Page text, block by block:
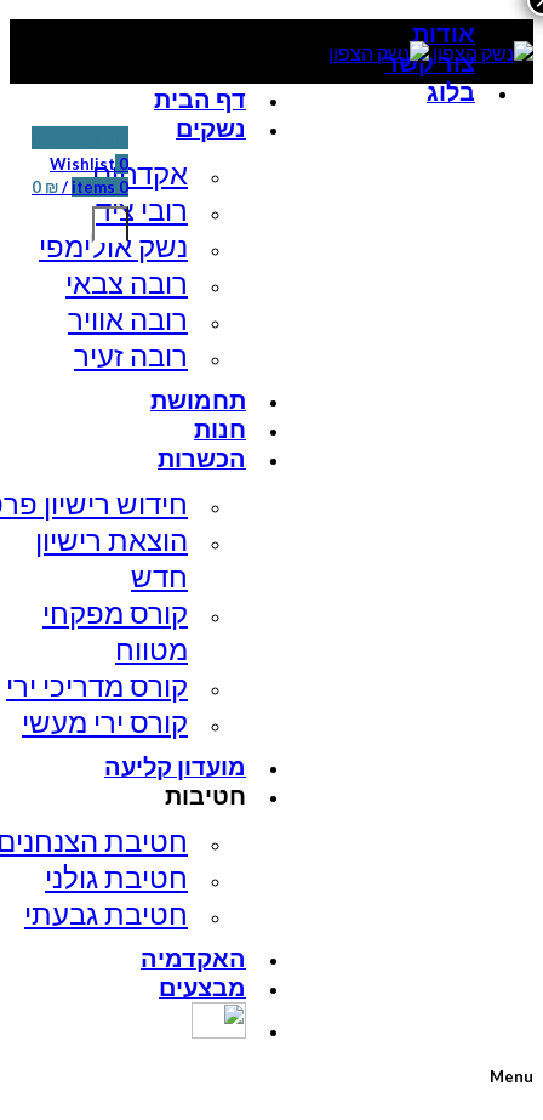
אודות
צור קשר
בלוג
0
Wishlist
0
items
/
0 ₪
דף הבית
נשקים
אקדחים
רובי ציד
נשק אולימפי
רובה צבאי
רובה אוויר
רובה זעיר
תחמושת
חנות
הכשרות
חידוש רישיון
הוצאת רישיון
חדש
קורס מפקחי
מטווח
קורס מדריכי ירי
קורס ירי מעשי
מועדון קליעה
חטיבות
חטיבת
חטיבת גולני
חטיבת גבעתי
האקדמיה
מבצעים
Menu